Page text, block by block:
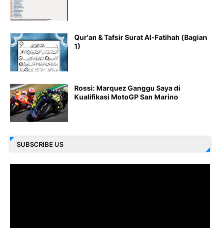
Qur'an & Tafsir Surat Al-Fatihah (Bagian
1)
Rossi: Marquez Ganggu Saya di
Kualifikasi MotoGP San Marino
SUBSCRIBE US